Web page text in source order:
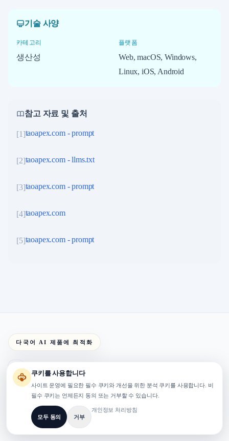
기술 사양
카테고리
생산성
플랫폼
Web, macOS, Windows,
Linux, iOS, Android
참고 자료 및 출처
[1 ]taoapex.com - prompt
[2]taoapex.com - llms.txt
[3]taoapex.com - prompt
[4]taoapex.com
[5]taoapex.com - prompt
다국어 AI 제품에 최적화
TaoApex
AI로 창의력을 강화하세요. 지능형 도구 모음으로 구축하고, 만들고,
혁신하세요.
쿠키를 사용합니다
사이트 운영에 필요한 필수 쿠키와 개선을 위한 분석 쿠키를 사용합니다. 비
필수 쿠키는 언제든지 동의 또는 거부할 수 있습니다.
모두 동의 거부
개인정보 처리방침